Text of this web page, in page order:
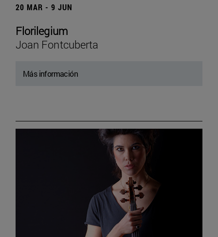
20 MAR - 9 JUN
Florilegium
Joan Fontcuberta
Más información